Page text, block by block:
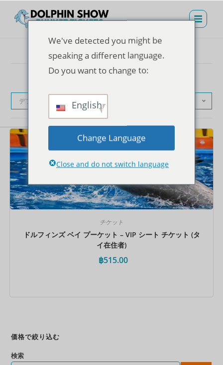
デフォルト表示
チケット
ドルフィンズ ベイ プーケット – VIP シート チケット (タ
イ在住者)
฿515.00
価格で絞り込む
検索
We've detected you might be
speaking a different language.
Do you want to change to:
English
Change Language
Close and do not switch language